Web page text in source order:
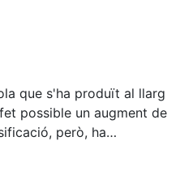
que s'ha produït al llarg
possible un augment de
però, ha
pel medi, entre les que